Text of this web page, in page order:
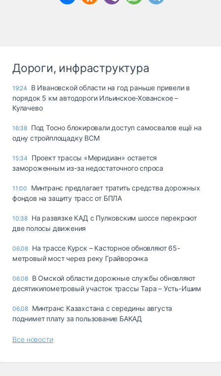
Дороги, инфраструктура
19:24
В Ивановской области на год раньше привели в
порядок 5 км автодороги Ильинское-Хованское –
Кулачево
16:38 Под Тосно блокировали доступ самосвалов ещё на
одну стройплощадку ВСМ
15:34
Проект трассы «Меридиан» остается
замороженным из-за недостаточного спроса
11:00
Минтранс предлагает тратить средства дорожных
фондов на защиту трасс от БПЛА
10:38 На развязке КАД с Пулковским шоссе перекроют
две полосы движения
06.08 На трассе Курск – Касторное обновляют 65-
метровый мост через реку Грайворонка
06.08 В Омской области дорожные службы обновляют
десятикилометровый участок трассы Тара – Усть-Ишим
06.08 Минтранс Казахстана с середины августа
поднимет плату за пользование БАКАД
Все новости